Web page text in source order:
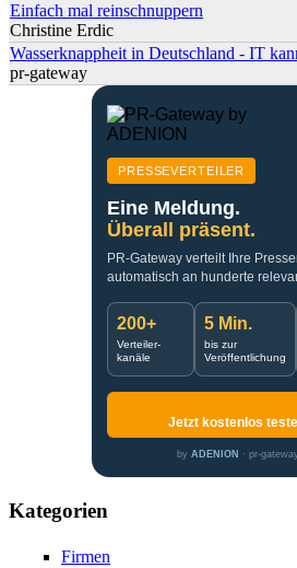
Einfach mal reinschnuppern
Christine Erdic
Wasserknappheit in Deutschland - IT
pr-gateway
PRESSEVERTEILER
Eine Meldung.
Überall präsent.
PR-Gateway verteilt Ihre
automatisch an hunderte
200+
Verteiler-
kanäle
5 Min.
bis zur
Veröffentlichung
Jetzt kostenlos
by ADENION · pr-
Kategorien
Firmen